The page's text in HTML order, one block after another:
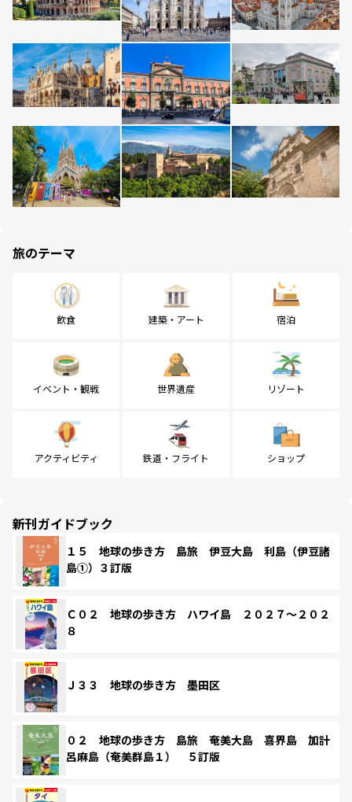
旅のテーマ
飲食 建築・アート 宿泊
イベント・観戦 世界遺産 リゾート
アクティビティ 鉄道・フライト ショップ
新刊ガイドブック
１５ 地球の歩き方 島旅 伊豆大島 利島（伊豆諸
島①）３訂版
Ｃ０２ 地球の歩き方 ハワイ島 ２０２７～２０２
８
Ｊ３３ 地球の歩き方 墨田区
０２ 地球の歩き方 島旅 奄美大島 喜界島 加計
呂麻島（奄美群島１） ５訂版